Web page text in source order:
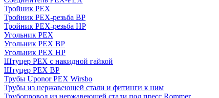
Тройник PEX
Тройник PEX-резьба ВР
Тройник PEX-резьба НР
Угольник PEX
Угольник PEX ВР
Угольник PEX НР
Штуцер PEX c накидной гайкой
Штуцер PEX ВР
Трубы Uponor PEX Wirsbo
Трубы из нержавеющей стали и фитинги к ним
Трубопровод из нержавеющей стали под пресс Rommer